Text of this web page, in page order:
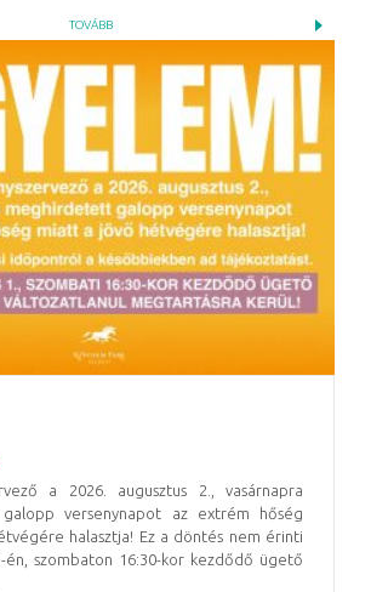
TOVÁBB
a 2026. augusztus 2., vasárnapra
versenynapot az extrém hőség
halasztja! Ez a döntés nem érinti
én, szombaton 16:30-kor kezdődő ügető